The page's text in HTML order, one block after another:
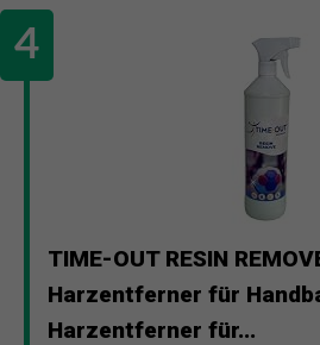
TIME-OUT RESIN
Harzentferner für
Harzentferner für...